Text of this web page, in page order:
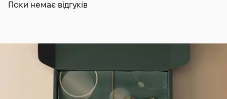
Поки немає відгуків